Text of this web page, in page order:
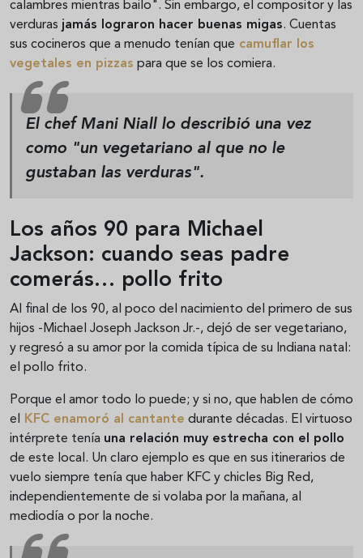
calambres mientras bailo". Sin embargo, el compositor y las
verduras jamás lograron hacer buenas migas. Cuentas
sus cocineros que a menudo tenían que camuflar los
vegetales en pizzas para que se los comiera.
El chef Mani Niall lo describió una vez
como "un vegetariano al que no le
gustaban las verduras".
Los años 90 para Michael
Jackson: cuando seas padre
comerás… pollo frito
Al final de los 90, al poco del nacimiento del primero de sus
hijos -Michael Joseph Jackson Jr.-, dejó de ser vegetariano,
y regresó a su amor por la comida típica de su Indiana natal:
el pollo frito.
Porque el amor todo lo puede; y si no, que hablen de cómo
el KFC enamoró al cantante durante décadas. El virtuoso
intérprete tenía una relación muy estrecha con el pollo
de este local. Un claro ejemplo es que en sus itinerarios de
vuelo siempre tenía que haber KFC y chicles Big Red,
independientemente de si volaba por la mañana, al
mediodía o por la noche.